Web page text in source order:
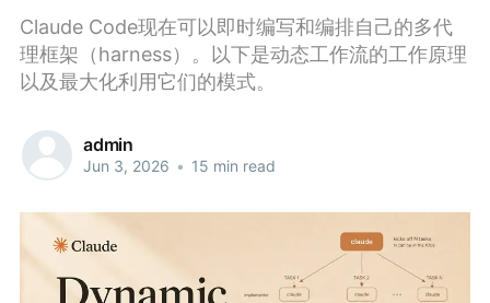
Claude Code现在可以即时编写和编排自己的多代
理框架（harness）。以下是动态工作流的工作原理
以及最大化利用它们的模式。
admin
Jun 3, 2026 • 15 min read